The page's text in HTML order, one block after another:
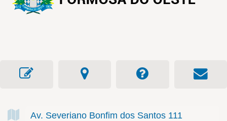
Av. Severiano Bonfim dos Santos 111